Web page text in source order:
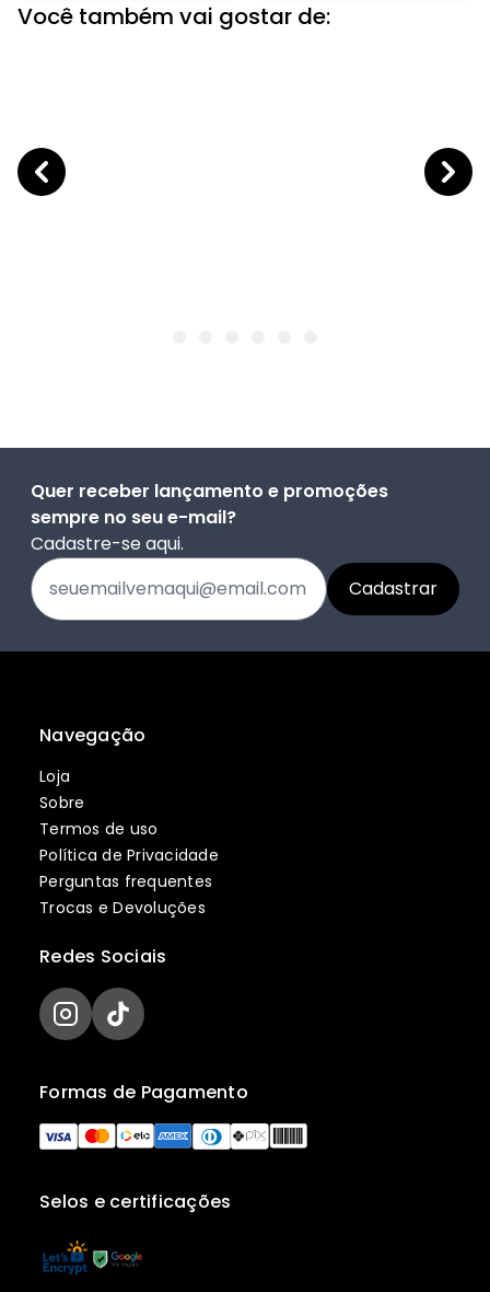
Você também vai gostar de:
Quer receber lançamento e promoções
sempre no seu e-mail?
Cadastre-se aqui.
Navegação
Loja
Sobre
Termos de uso
Política de Privacidade
Perguntas frequentes
Trocas e Devoluções
Selos e certificações
Formas de Pagamento
Redes Sociais